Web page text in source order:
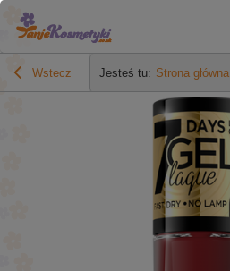
Wstecz Jesteś tu: Strona główna